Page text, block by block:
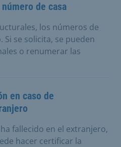
de casa
los números de
Si se solicita, se pueden
o renumerar las
en caso de
fallecido en el extranjero,
hacer certificar la